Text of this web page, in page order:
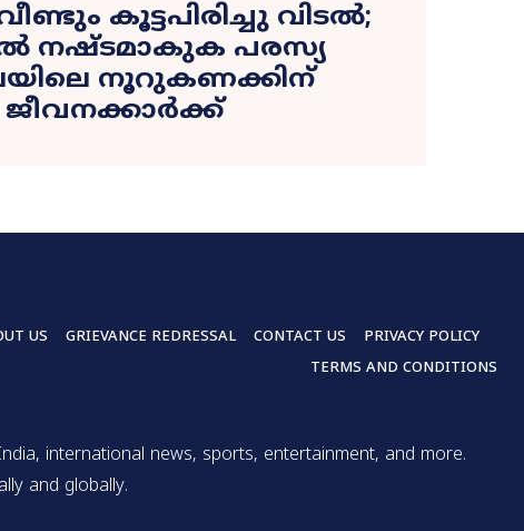
കൂട്ടപിരിച്ചു വിടൽ;
നഷ്ടമാകുക പരസ്യ
നൂറുകണക്കിന്
ജീവനക്കാർക്ക്
US GRIEVANCE REDRESSAL CONTACT US
PRIVACY POLICY
TERMS AND CONDITIONS
international news, sports, entertainment, and more.
and globally.